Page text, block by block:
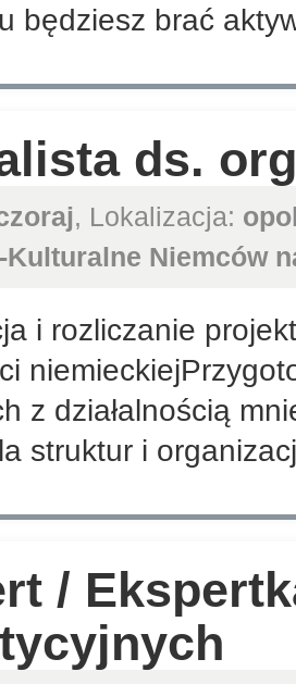
będziesz brać
ds.
, Lokalizacja:
Kulturalne Niemców
i rozliczanie
z działalnością
struktur i
/